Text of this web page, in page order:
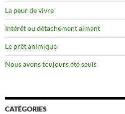
La peur de vivre
Intérêt ou détachement aimant
Le prêt animique
Nous avons toujours été seuls
CATÉGORIES